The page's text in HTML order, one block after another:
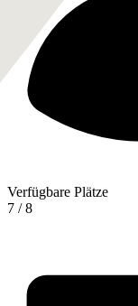
Verfügbare Plätze
7 / 8